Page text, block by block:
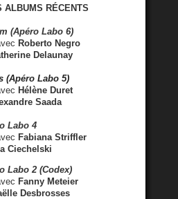
ALBUMS RÉCENTS
(Apéro Labo 6)
Roberto Negro
Delaunay
(Apéro Labo 5)
Hélène Duret
Saada
Labo 4
Fabiana Striffler
Ciechelski
Labo 2 (Codex)
Fanny Meteier
Desbrosses